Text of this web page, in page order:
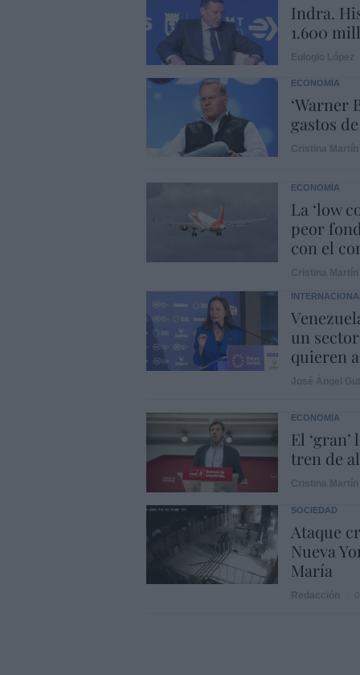
Indra.
1.600
ECONOMÍA
‘Warner
gastos
ECONOMÍA
La ‘low
peor
con el
un
quieren
ECONOMÍA
El
tren de
SOCIEDAD
Ataque
Nueva
María